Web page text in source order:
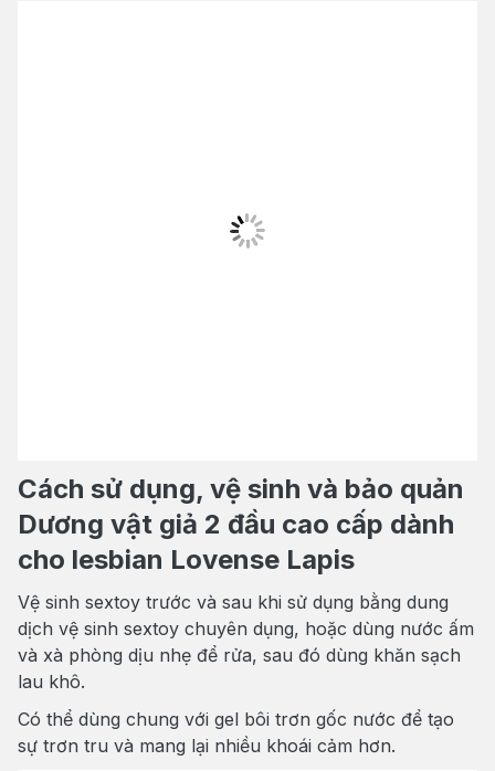
Cách sử dụng, vệ sinh và bảo quản
Dương vật giả 2 đầu cao cấp dành
cho lesbian Lovense Lapis
Vệ sinh sextoy trước và sau khi sử dụng bằng dung
dịch vệ sinh sextoy chuyên dụng, hoặc dùng nước ấm
và xà phòng dịu nhẹ để rửa, sau đó dùng khăn sạch
lau khô.
Có thể dùng chung với gel bôi trơn gốc nước để tạo
sự trơn tru và mang lại nhiều khoái cảm hơn.